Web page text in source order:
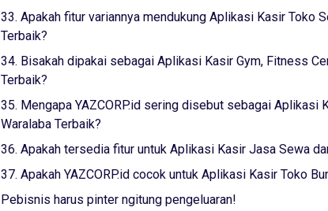
33. Apakah fitur variannya mendukung Aplikasi Kasir Toko
Terbaik?
34. Bisakah dipakai sebagai Aplikasi Kasir Gym, Fitness
Terbaik?
35. Mengapa YAZCORP.id sering disebut sebagai Aplikasi
Waralaba Terbaik?
36. Apakah tersedia fitur untuk Aplikasi Kasir Jasa Sewa
37. Apakah YAZCORP.id cocok untuk Aplikasi Kasir Toko
Pebisnis harus pinter ngitung pengeluaran!